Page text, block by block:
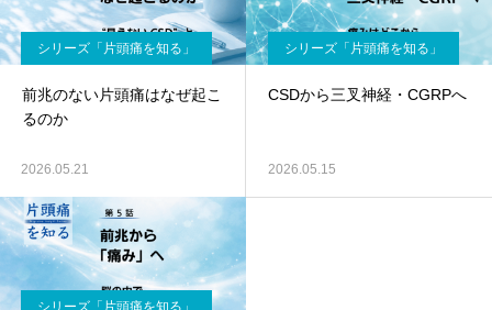
シリーズ「片頭痛を知る」
前兆のない片頭痛はなぜ起こ
るのか
2026.05.21
シリーズ「片頭痛を知る」
CSDから三叉神経・CGRPへ
2026.05.15
シリーズ「片頭痛を知る」